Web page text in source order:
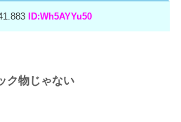
ID:Wh5AYYu50
ク物じゃない